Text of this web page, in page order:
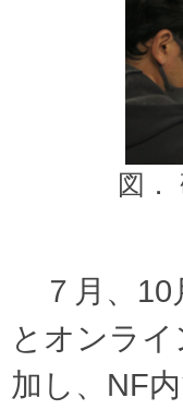
図．
７月、10
とオンラ
加し、NF